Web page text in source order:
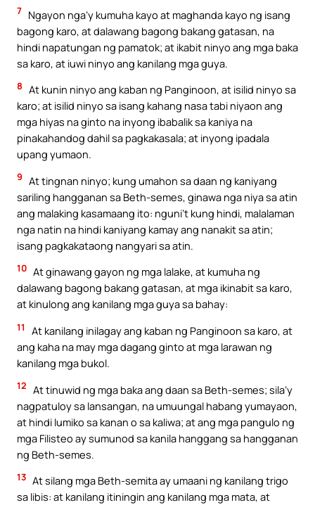
7 Ngayon nga’y kumuha kayo at maghanda kayo ng isang
bagong karo, at dalawang bagong bakang gatasan, na
hindi napatungan ng pamatok; at ikabit ninyo ang mga baka
sa karo, at iuwi ninyo ang kanilang mga guya.
8 At kunin ninyo ang kaban ng Panginoon, at isilid ninyo sa
karo; at isilid ninyo sa isang kahang nasa tabi niyaon ang
mga hiyas na ginto na inyong ibabalik sa kaniya na
pinakahandog dahil sa pagkakasala; at inyong ipadala
upang yumaon.
9 At tingnan ninyo; kung umahon sa daan ng kaniyang
sariling hangganan sa Beth-semes, ginawa nga niya sa atin
ang malaking kasamaang ito: nguni’t kung hindi, malalaman
nga natin na hindi kaniyang kamay ang nanakit sa atin;
isang pagkakataong nangyari sa atin.
10 At ginawang gayon ng mga lalake, at kumuha ng
dalawang bagong bakang gatasan, at mga ikinabit sa karo,
at kinulong ang kanilang mga guya sa bahay:
11
At kanilang inilagay ang kaban ng Panginoon sa karo, at
ang kaha na may mga dagang ginto at mga larawan ng
kanilang mga bukol.
12 At tinuwid ng mga baka ang daan sa Beth-semes; sila’y
nagpatuloy sa lansangan, na umuungal habang yumayaon,
at hindi lumiko sa kanan o sa kaliwa; at ang mga pangulo ng
mga Filisteo ay sumunod sa kanila hanggang sa hangganan
ng Beth-semes.
13 At silang mga Beth-semita ay umaani ng kanilang trigo
sa libis: at kanilang itiningin ang kanilang mga mata, at